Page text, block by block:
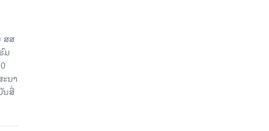
ສສ
ມ
ນາ
ນສື່